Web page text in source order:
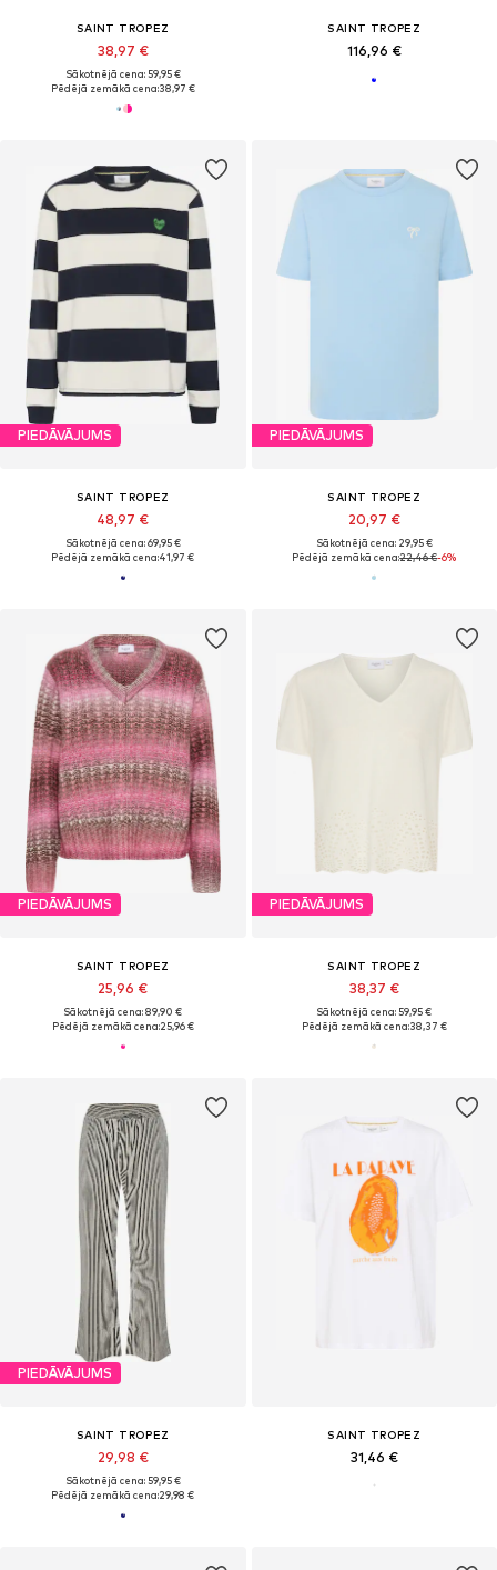
SAINT TROPEZ
38,97 €
Sākotnējā cena: 59,95 €
Pēdējā zemākā cena:38,97 €
SAINT TROPEZ
116,96 €
PIEDĀVĀJUMS
SAINT TROPEZ
48,97 €
Sākotnējā cena: 69,95 €
Pēdējā zemākā cena:41,97 €
PIEDĀVĀJUMS
SAINT TROPEZ
20,97 €
Sākotnējā cena: 29,95 €
Pēdējā zemākā cena:22,46 €-6%
PIEDĀVĀJUMS
SAINT TROPEZ
25,96 €
Sākotnējā cena: 89,90 €
Pēdējā zemākā cena:25,96 €
PIEDĀVĀJUMS
SAINT TROPEZ
38,37 €
Sākotnējā cena: 59,95 €
Pēdējā zemākā cena:38,37 €
PIEDĀVĀJUMS
SAINT TROPEZ
29,98 €
Sākotnējā cena: 59,95 €
Pēdējā zemākā cena:29,98 €
SAINT TROPEZ
31,46 €